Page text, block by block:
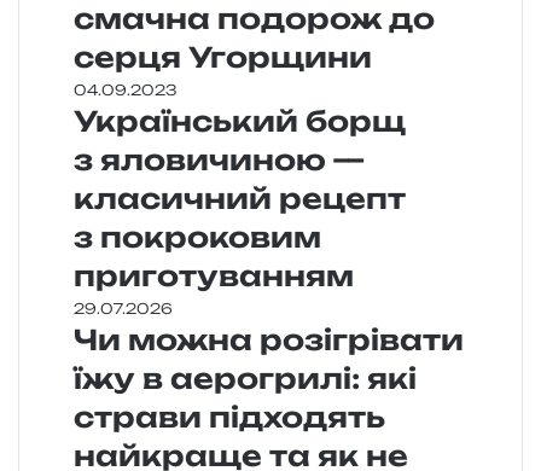
смачна подорож до
серця Угорщини
04.09.2023
Український борщ
з яловичиною —
класичний рецепт
з покроковим
приготуванням
29.07.2026
Чи можна розігрівати
їжу в аерогрилі: які
страви підходять
найкраще та як не